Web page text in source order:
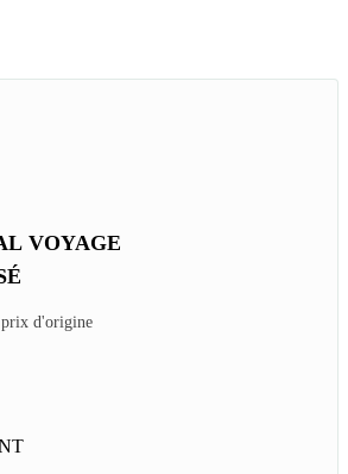
pour tous.
voir
Quoc - Que Faire à Phu Quoc